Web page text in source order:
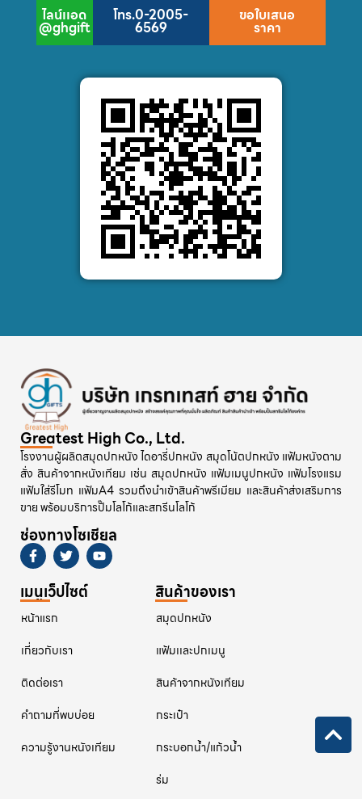
ไลน์เเอด
@ghgift
โทร.0-2005-
6569
ขอใบเสนอ
ราคา
Greatest High Co., Ltd.
โรงงานผู้ผลิตสมุดปกหนัง ไดอารี่ปกหนัง สมุดโน้ตปกหนัง แฟ้มหนังตาม
สั่ง สินค้าจากหนังเทียม เช่น สมุดปกหนัง แฟ้มเมนูปกหนัง แฟ้มโรงแรม
แฟ้มใส่รีโมท แฟ้มA4 รวมถึงนำเข้าสินค้าพรีเมียม และสินค้าส่งเสริมการ
ขาย พร้อมบริการปั๊มโลโก้และสกรีนโลโก้
ช่องทางโซเชียล
เมนูเว็ปไซต์
หน้าแรก
เกี่ยวกับเรา
ติดต่อเรา
คําถามที่พบบ่อย
ความรู้งานหนังเทียม
สินค้าของเรา
สมุดปกหนัง
แฟ้มเเละปกเมนู
สินค้าจากหนังเทียม
กระเป๋า
กระบอกน้ำ/แก้วน้ำ
ร่ม